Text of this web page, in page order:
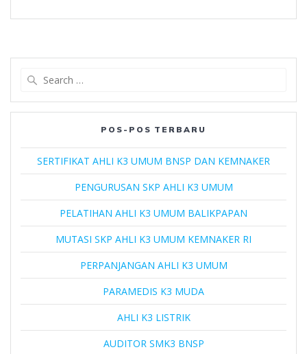
POS-POS TERBARU
SERTIFIKAT AHLI K3 UMUM BNSP DAN KEMNAKER
PENGURUSAN SKP AHLI K3 UMUM
PELATIHAN AHLI K3 UMUM BALIKPAPAN
MUTASI SKP AHLI K3 UMUM KEMNAKER RI
PERPANJANGAN AHLI K3 UMUM
PARAMEDIS K3 MUDA
AHLI K3 LISTRIK
AUDITOR SMK3 BNSP